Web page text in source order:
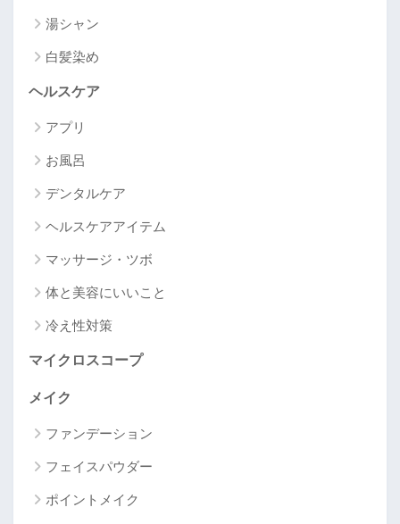
湯シャン
白髪染め
ヘルスケア
アプリ
お風呂
デンタルケア
ヘルスケアアイテム
マッサージ・ツボ
体と美容にいいこと
冷え性対策
マイクロスコープ
メイク
ファンデーション
フェイスパウダー
ポイントメイク